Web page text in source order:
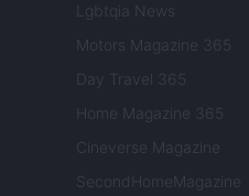
Lgbtqia News
Motors Magazine 365
Day Travel 365
Home Magazine 365
Cineverse Magazine
SecondHomeMagazine